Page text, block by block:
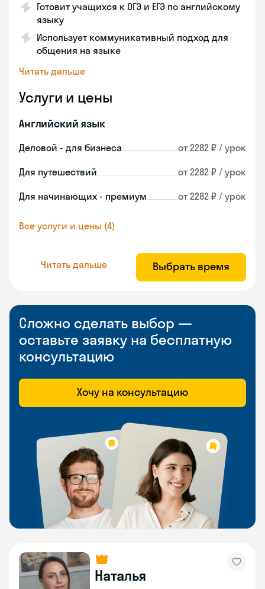
Готовит учащихся к ОГЭ и ЕГЭ по английскому
языку
Использует коммуникативный подход для
общения на языке
Читать дальше
Услуги и цены
Английский язык
Деловой - для бизнеса от 2282 ₽ / урок
Для путешествий от 2282 ₽ / урок
Для начинающих - премиум от 2282 ₽ / урок
Все услуги и цены (4)
Читать дальше Выбрать время
Сложно сделать выбор —
оставьте заявку на бесплатную
консультацию
Хочу на консультацию
Наталья